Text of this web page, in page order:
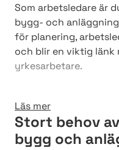
Minst en
Utbildare kommer
Näringslivet är
Goda möjligheter
Som arbetsledare är
bygg- och
för planering,
och blir en viktig länk
yrkesarbetare.
Arbetsledare
Biträdande
Läs mer
Stort behov
bygg och